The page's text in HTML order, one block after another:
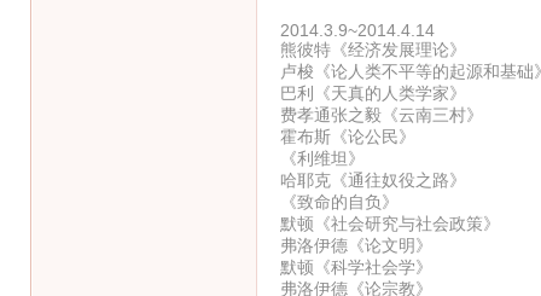
2014.3.9~2014.4.14
熊彼特《经济发展理论》
卢梭《论人类不平等的起源和基础
巴利《天真的人类学家》
费孝通张之毅《云南三村》
霍布斯《论公民》
《利维坦》
哈耶克《通往奴役之路》
《致命的自负》
默顿《社会研究与社会政策》
弗洛伊德《论文明》
默顿《科学社会学》
弗洛伊德《论宗教》